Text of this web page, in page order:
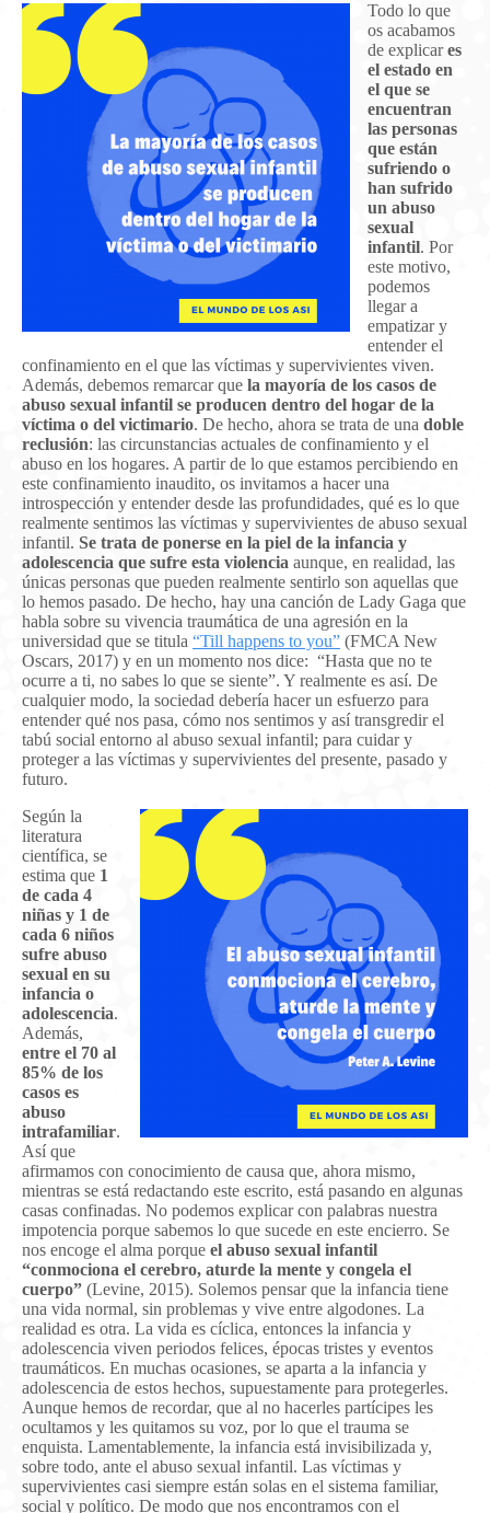
Todo lo que
os acabamos
de explicares
el estado en
el que se
encuentran
las personas
que están
sufriendo o
han sufrido
un abuso
sexual
infantil. Por
este motivo,
podemos
llegar a
empatizar y
entender el
confinamiento en el que las víctimas y supervivientes viven.
Además, debemos remarcar que la mayoría de los casos de
abuso sexual infantil se producen dentro del hogar de la
víctima o del victimario. De hecho, ahora se trata de una doble
reclusión: las circunstancias actuales de confinamiento y el
abuso en los hogares. A partir de lo que estamos percibiendo en
este confinamiento inaudito, os invitamos a hacer una
introspección y entender desde las profundidades, qué es lo que
realmente sentimos las víctimas y supervivientes de abuso sexual
infantil. Se trata de ponerse en la piel de la infancia y
adolescencia que sufre esta violencia aunque, en realidad, las
únicas personas que pueden realmente sentirlo son aquellas que
lo hemos pasado. De hecho, hay una canción de Lady Gaga que
habla sobre su vivencia traumática de una agresión en la
universidad que se titula “Till happens to you” (FMCA New
Oscars, 2017) y en un momento nos dice: “Hasta que no te
ocurre a ti, no sabes lo que se siente”. Y realmente es así. De
cualquier modo, la sociedad debería hacer un esfuerzo para
entender qué nos pasa, cómo nos sentimos y así transgredir el
tabú social entorno al abuso sexual infantil; para cuidar y
proteger a las víctimas y supervivientes del presente, pasado y
futuro.
Según la
literatura
científica, se
estima que 1
de cada 4
niñas y 1 de
cada 6 niños
sufre abuso
sexual en su
infancia o
adolescencia.
Además,
entre el 70 al
85% de los
casos es
abuso
intrafamiliar.
Así que
afirmamos con conocimiento de causa que, ahora mismo,
mientras se está redactando este escrito, está pasando en algunas
casas confinadas. No podemos explicar con palabras nuestra
impotencia porque sabemos lo que sucede en este encierro. Se
nos encoge el alma porque el abuso sexual infantil
“conmociona el cerebro, aturde la mente y congela el
cuerpo” (Levine, 2015). Solemos pensar que la infancia tiene
una vida normal, sin problemas y vive entre algodones. La
realidad es otra. La vida es cíclica, entonces la infancia y
adolescencia viven periodos felices, épocas tristes y eventos
traumáticos. En muchas ocasiones, se aparta a la infancia y
adolescencia de estos hechos, supuestamente para protegerles.
Aunque hemos de recordar, que al no hacerles partícipes les
ocultamos y les quitamos su voz, por lo que el trauma se
enquista. Lamentablemente, la infancia está invisibilizada y,
sobre todo, ante el abuso sexual infantil. Las víctimas y
supervivientes casi siempre están solas en el sistema familiar,
social y político. De modo que nos encontramos con el